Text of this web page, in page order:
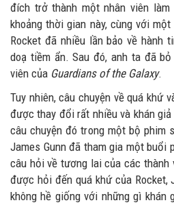
đích trở thành một nhân viên
khoảng thời gian này, cùng với
Rocket đã nhiều lần bảo về hành
doạ tiềm ẩn. Sau đó, anh ta đã
viên của Guardians of the Galaxy.
Tuy nhiên, câu chuyện về quá khứ
được thay đổi rất nhiều và khán
câu chuyện đó trong một bộ phim
James Gunn đã tham gia một buổi
câu hỏi về tương lai của các
được hỏi đến quá khứ của Rocket,
không hề giống với những gì khán